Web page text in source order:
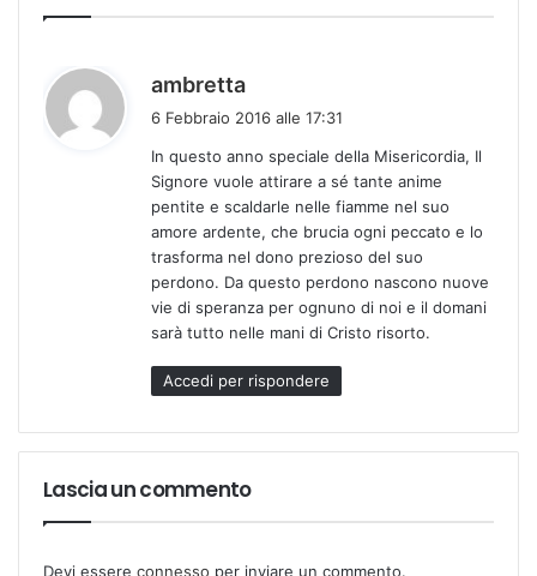
ambretta
e
t
t
6 Febbraio 2016 alle 17:31
In questo anno speciale della Misericordia, Il
Signore vuole attirare a sé tante anime
pentite e scaldarle nelle fiamme nel suo
amore ardente, che brucia ogni peccato e lo
trasforma nel dono prezioso del suo
perdono. Da questo perdono nascono nuove
vie di speranza per ognuno di noi e il domani
sarà tutto nelle mani di Cristo risorto.
Accedi per rispondere
Lascia un commento
Devi essere connesso per inviare un commento.